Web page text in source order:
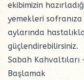
ekibimizin
yemekleri
aylarında
güçlendirebilirsiniz.
Sabah Kahvaltıları
Başlamak